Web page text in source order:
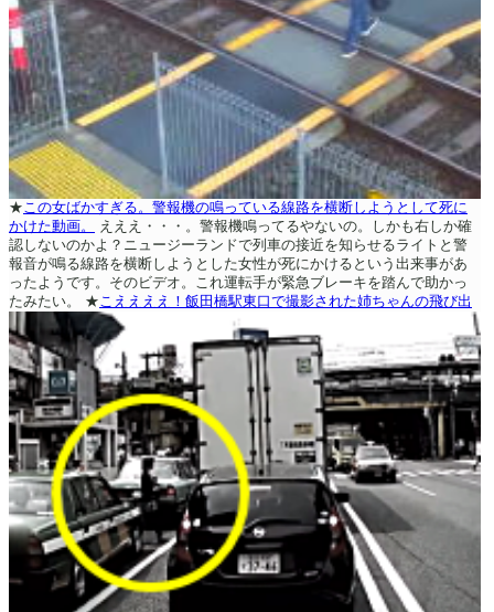
★ この女ばかすぎる。警報機の鳴っている線路を横断しようとして死に
かけた動画。
えええ・・・。警報機鳴ってるやないの。しかも右しか確
認しないのかよ？ニュージーランドで列車の接近を知らせるライトと警
報音が鳴る線路を横断しようとした女性が死にかけるという出来事があ
ったようです。そのビデオ。これ運転手が緊急ブレーキを踏んで助かっ
たみたい。
★ こええええ！飯田橋駅東口で撮影された姉ちゃんの飛び出